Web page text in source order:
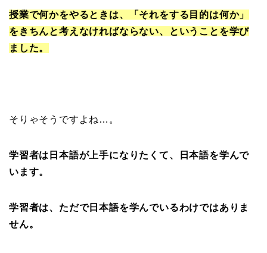
授業で何かをやるときは、「それをする目的は何か」
をきちんと考えなければならない、ということを学び
ました。
そりゃそうですよね…。
学習者は日本語が上手になりたくて、日本語を学んで
います。
学習者は、ただで日本語を学んでいるわけではありま
せん。